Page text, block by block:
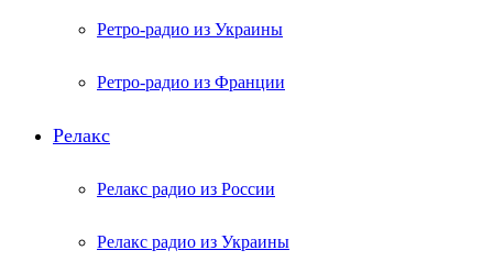
Ретро-радио из Украины
Ретро-радио из Франции
Релакс
Релакс радио из России
Релакс радио из Украины